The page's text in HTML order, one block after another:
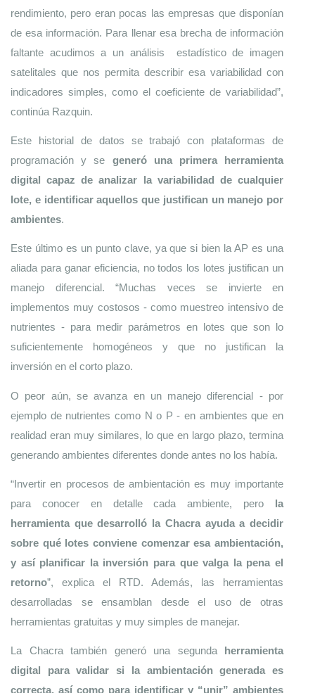
rendimiento, pero eran pocas las empresas que disponían
de esa información. Para llenar esa brecha de información
faltante acudimos a un análisis  estadístico de imagen
satelitales que nos permita describir esa variabilidad con
indicadores simples, como el coeficiente de variabilidad”,
continúa Razquin.
Este historial de datos se trabajó con plataformas de
programación y se generó una primera herramienta
digital capaz de analizar la variabilidad de cualquier
lote, e identificar aquellos que justifican un manejo por
ambientes.
Este último es un punto clave, ya que si bien la AP es una
aliada para ganar eficiencia, no todos los lotes justifican un
manejo diferencial. “Muchas veces se invierte en
implementos muy costosos - como muestreo intensivo de
nutrientes - para medir parámetros en lotes que son lo
suficientemente homogéneos y que no justifican la
inversión en el corto plazo.
O peor aún, se avanza en un manejo diferencial - por
ejemplo de nutrientes como N o P - en ambientes que en
realidad eran muy similares, lo que en largo plazo, termina
generando ambientes diferentes donde antes no los había.
“Invertir en procesos de ambientación es muy importante
para conocer en detalle cada ambiente, pero la
herramienta que desarrolló la Chacra ayuda a decidir
sobre qué lotes conviene comenzar esa ambientación,
y así planificar la inversión para que valga la pena el
retorno”, explica el RTD. Además, las herramientas
desarrolladas se ensamblan desde el uso de otras
herramientas gratuitas y muy simples de manejar.
La Chacra también generó una segunda herramienta
digital para validar si la ambientación generada es
correcta, así como para identificar y “unir” ambientes